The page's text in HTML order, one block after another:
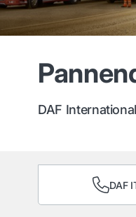
DAF
DAF